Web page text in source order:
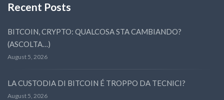
Recent Posts
BITCOIN, CRYPTO: QUALCOSA STA CAMBIANDO?
(ASCOLTA…)
August 5, 2026
LA CUSTODIA DI BITCOIN É TROPPO DA TECNICI?
August 5, 2026